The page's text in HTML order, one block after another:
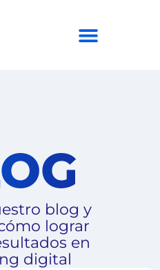
blog y
lograr
en
digital